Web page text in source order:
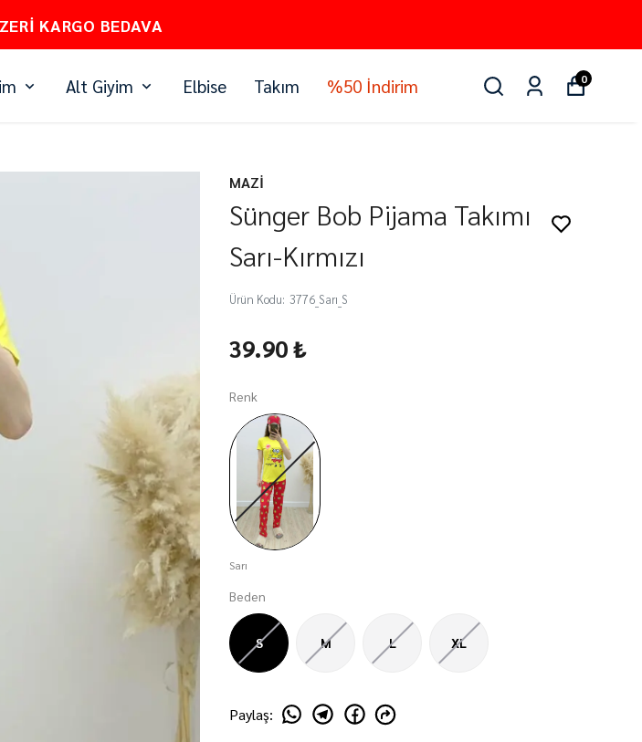
3 TAKSİT
Alt Giyim Elbise Takım %50 İndirim 0
MAZİ
Sünger Bob Pijama Takımı
Sarı-Kırmızı
Ürün Kodu: 3776_Sarı_S
39.90 ₺
Renk
Sarı
Beden
S M L XL
Paylaş: